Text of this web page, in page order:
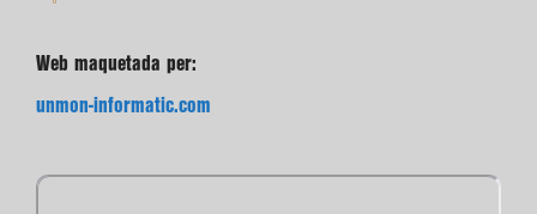
Web maquetada per:
unmon-informatic.com